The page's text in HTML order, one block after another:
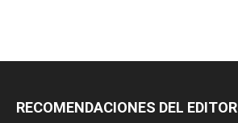
RECOMENDACIONES DEL EDITOR